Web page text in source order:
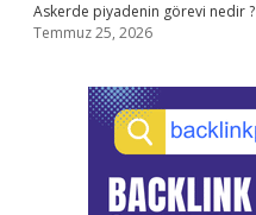
Askerde piyadenin görevi nedir ?
Temmuz 25, 2026